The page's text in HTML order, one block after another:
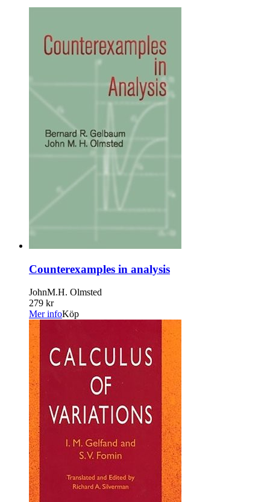
Counterexamples in analysis
JohnM.H. Olmsted
279 kr
Mer infoKöp